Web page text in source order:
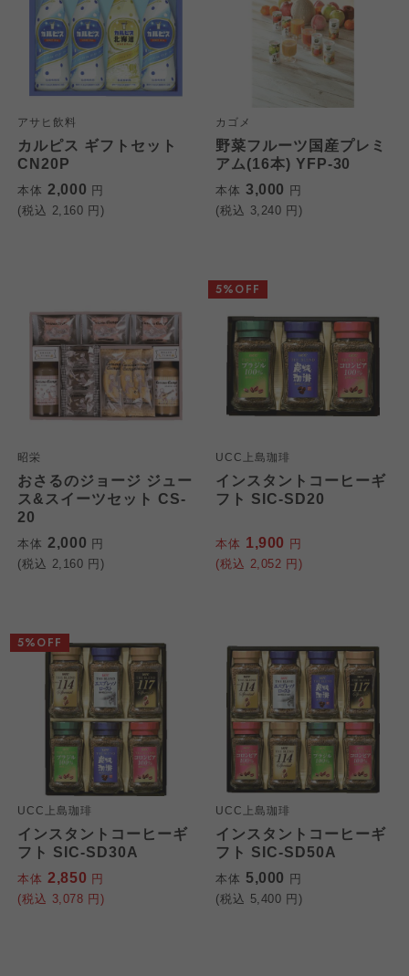
アサヒ飲料
カルピス ギフトセット
CN20P
本体 2,000 円
(税込 2,160 円)
カゴメ
野菜フルーツ国産プレミ
アム(16本) YFP-30
本体 3,000 円
(税込 3,240 円)
昭栄
おさるのジョージ ジュー
ス&スイーツセット CS-
20
本体 2,000 円
(税込 2,160 円)
UCC上島珈琲
インスタントコーヒーギ
フト SIC-SD20
本体 1,900 円
(税込 2,052 円)
5%OFF
UCC上島珈琲
インスタントコーヒーギ
フト SIC-SD30A
本体 2,850 円
(税込 3,078 円)
5%OFF
UCC上島珈琲
インスタントコーヒーギ
フト SIC-SD50A
本体 5,000 円
(税込 5,400 円)